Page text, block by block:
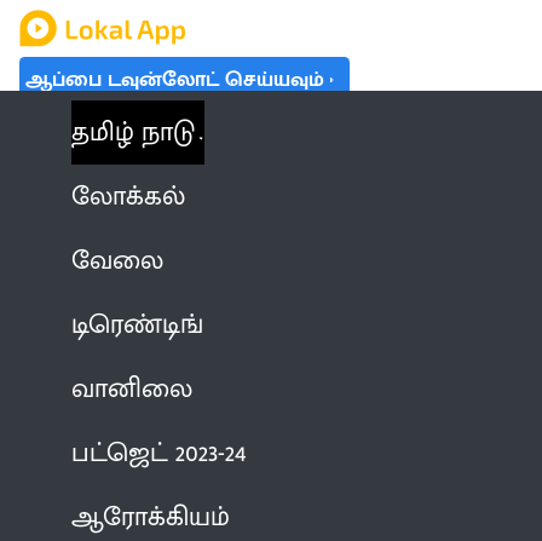
ஆப்பை டவுன்லோட் செய்யவும்
தமிழ் நாடு
லோக்கல்
வேலை
டிரெண்டிங்
வானிலை
பட்ஜெட் 2023-24
ஆரோக்கியம்